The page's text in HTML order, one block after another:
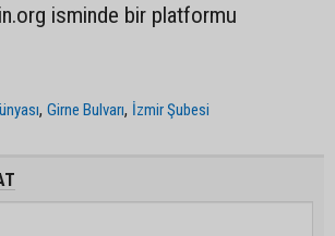
isminde bir platformu
,Girne Bulvarı, İzmir Şubesi